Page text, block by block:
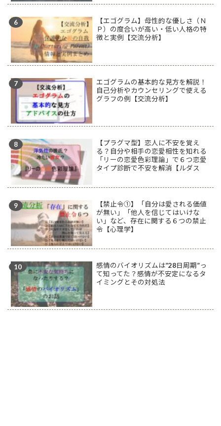
【エゴグラム】母性的な優しさ（Ｎ
Ｐ）の度合いが高い・低い人格の特
徴と実例【交流分析】
エゴグラムの基本的な見方を解説！
自己分析やカウンセリングで使える
グラフの例【交流分析】
【プラグマ型】恋人に不安を覚え
る？自分や相手の恋愛相性を知れる
「リーの恋愛色彩理論」で６つ恋愛
タイプ診断で不安を解消【ルダス
【禁止令①】「自分は愛される価値
が無い」「他人を信じてはいけな
い」など、存在に関する６つの禁止
令【心理学】
感情のバイオリズムは”28日周期”っ
て知ってた？感情が不安定になるタ
イミングとその対処法